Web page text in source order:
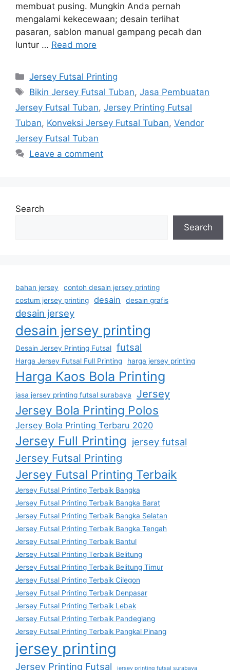
membuat pusing. Mungkin Anda pernah
mengalami kekecewaan; desain terlihat
pasaran, sablon manual gampang pecah dan
luntur … Read more
Categories
Jersey Futsal Printing
Tags
Bikin Jersey Futsal Tuban,Jasa Pembuatan
Jersey Futsal Tuban, Jersey Printing Futsal
Tuban, Konveksi Jersey Futsal Tuban, Vendor
Jersey Futsal Tuban
Leave a comment
Search
Search
bahan jersey
contoh desain jersey printing
costum jersey printing
desain desain grafis
desain jersey
desain jersey printing
Desain Jersey Printing Futsal futsal
Harga Jersey Futsal Full Printing harga jersey printing
Harga Kaos Bola Printing
jasa jersey printing futsal surabaya Jersey
Jersey Bola Printing Polos
Jersey Bola Printing Terbaru 2020
Jersey Full Printing jersey futsal
Jersey Futsal Printing
Jersey Futsal Printing Terbaik
Jersey Futsal Printing Terbaik Bangka
Jersey Futsal Printing Terbaik Bangka Barat
Jersey Futsal Printing Terbaik Bangka Selatan
Jersey Futsal Printing Terbaik Bangka Tengah
Jersey Futsal Printing Terbaik Bantul
Jersey Futsal Printing Terbaik Belitung
Jersey Futsal Printing Terbaik Belitung Timur
Jersey Futsal Printing Terbaik Cilegon
Jersey Futsal Printing Terbaik Denpasar
Jersey Futsal Printing Terbaik Lebak
Jersey Futsal Printing Terbaik Pandeglang
Jersey Futsal Printing Terbaik Pangkal Pinang
jersey printing
Jersey Printing Futsal jersey printing futsal surabaya